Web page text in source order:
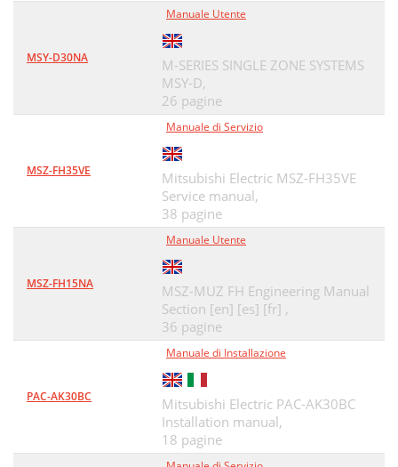
MSY-D30NA
Manuale Utente
M-SERIES SINGLE ZONE SYSTEMS
MSY-D,
26 pagine
MSZ-FH35VE
Manuale di Servizio
Mitsubishi Electric MSZ-FH35VE
Service manual,
38 pagine
MSZ-FH15NA
Manuale Utente
MSZ-MUZ FH Engineering Manual
Section [en] [es] [fr] ,
36 pagine
PAC-AK30BC
Manuale di Installazione
Mitsubishi Electric PAC-AK30BC
Installation manual,
18 pagine